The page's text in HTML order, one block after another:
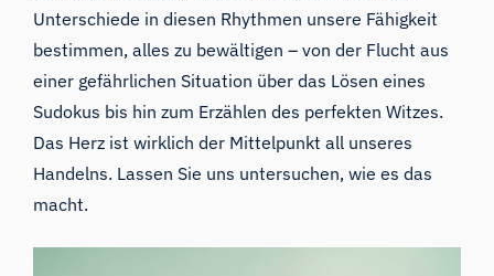
Unterschiede in diesen Rhythmen unsere Fähigkeit
bestimmen, alles zu bewältigen – von der Flucht aus
einer gefährlichen Situation über das Lösen eines
Sudokus bis hin zum Erzählen des perfekten Witzes.
Das Herz ist wirklich der Mittelpunkt all unseres
Handelns. Lassen Sie uns untersuchen, wie es das
macht.